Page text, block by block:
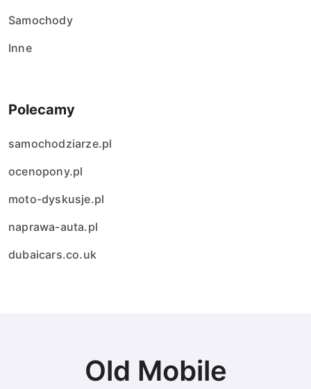
Samochody
Inne
Polecamy
samochodziarze.pl
ocenopony.pl
moto-dyskusje.pl
naprawa-auta.pl
dubaicars.co.uk
Old Mobile